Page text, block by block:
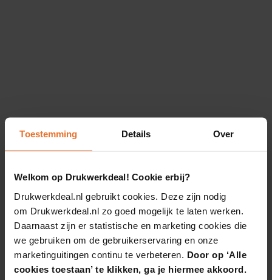
Toestemming Details Over
Welkom op Drukwerkdeal! Cookie erbij?
Drukwerkdeal.nl gebruikt cookies. Deze zijn nodig
om Drukwerkdeal.nl zo goed mogelijk te laten werken.
Daarnaast zijn er statistische en marketing cookies die
we gebruiken om de gebruikerservaring en onze
marketinguitingen continu te verbeteren. Door op ‘Alle
cookies toestaan’ te klikken, ga je hiermee akkoord.